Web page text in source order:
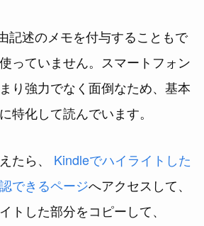
記述のメモを付与することもで
っていません。スマートフォン
り強力でなく面倒なため、基本
特化して読んでいます。
たら、 Kindleでハイライトした
できるページへアクセスして、
トした部分をコピーして、